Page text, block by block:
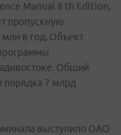
Manual 8 th Edition,
пропускную
млн в год. Объект
Общий
порядка 7 млрд
выступило ОАО